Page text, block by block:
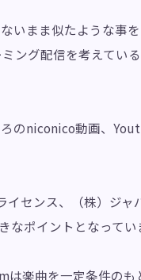
いまま似たような事
ング配信を考えてい
のniconico動画、
イセンス、（株）ジ
なポイントとなってい
楽曲を一定条件のも